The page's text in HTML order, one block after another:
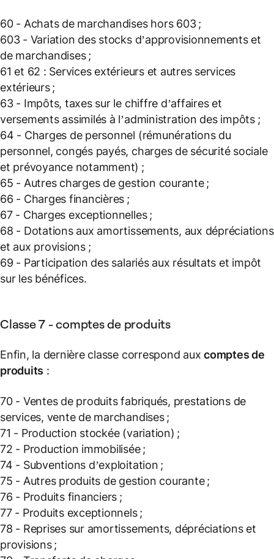
60 - Achats de marchandises hors 603 ;
603 - Variation des stocks d’approvisionnements et
de marchandises ;
61 et 62 : Services extérieurs et autres services
extérieurs ;
63 - Impôts, taxes sur le chiffre d’affaires et
versements assimilés à l’administration des impôts ;
64 - Charges de personnel (rémunérations du
personnel, congés payés, charges de sécurité sociale
et prévoyance notamment) ;
65 - Autres charges de gestion courante ;
66 - Charges financières ;
67 - Charges exceptionnelles ;
68 - Dotations aux amortissements, aux dépréciations
et aux provisions ;
69 - Participation des salariés aux résultats et impôt
sur les bénéfices.
Classe 7 - comptes de produits
Enfin, la dernière classe correspond auxcomptes de
produits :
70 - Ventes de produits fabriqués, prestations de
services, vente de marchandises ;
71 - Production stockée (variation) ;
72 - Production immobilisée ;
74 - Subventions d’exploitation ;
75 - Autres produits de gestion courante ;
76 - Produits financiers ;
77 - Produits exceptionnels ;
78 - Reprises sur amortissements, dépréciations et
provisions ;